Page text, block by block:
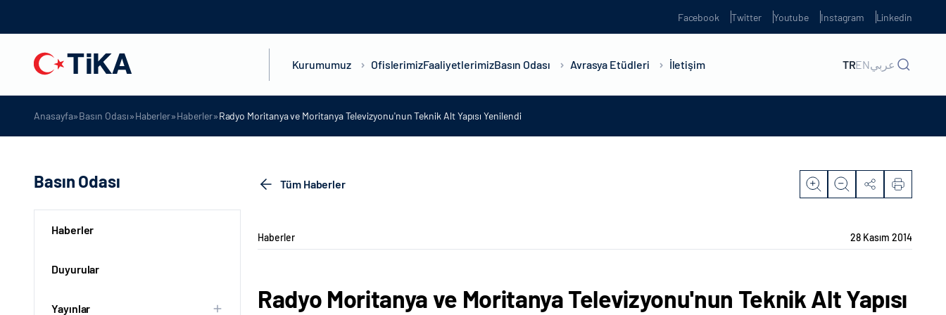
Facebook Twitter Youtube Instagram Linkedin
Kurumumuz OfislerimizFaaliyetlerimizBasın Odası Avrasya Etüdleri İletişim TRENعربي
Anasayfa»Basın Odası»Haberler»Haberler»Radyo Moritanya ve Moritanya Televizyonu'nun Teknik Alt Yapısı Yenilendi
Basın Odası
Haberler
Duyurular
Yayınlar
Tüm Haberler
Haberler 28 Kasım 2014
Radyo Moritanya ve Moritanya Televizyonu'nun Teknik Alt Yapısı